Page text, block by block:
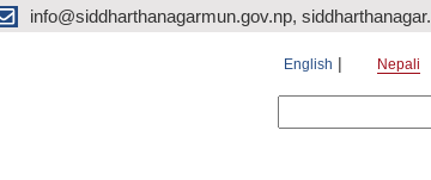
info@siddharthanagarmun.gov.np,
English Nepali